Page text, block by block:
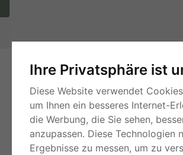
Ihre Privatsphäre ist
Diese Website verwendet
um Ihnen ein besseres Internet-
die Werbung, die Sie sehen,
anzupassen. Diese Technologien
Ergebnisse zu messen, um zu
AGB